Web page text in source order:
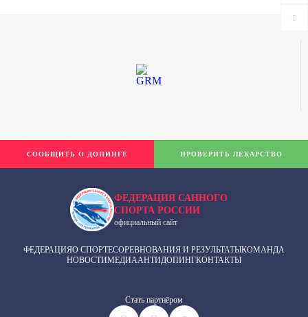
ФЕДЕРАЦИЯ САННОГО
СПОРТА РОССИИ
официальный сайт
ФЕДЕРАЦИЯО СПОРТЕСОРЕВНОВАНИЯ И РЕЗУЛЬТАТЫКОМАНДА
НОВОСТИМЕДИААНТИДОПИНГКОНТАКТЫ
Cтать партнёром
СООБЩИТЬ О ДОПИНГЕ ПРОВЕРИТЬ ЛЕКАРСТВО